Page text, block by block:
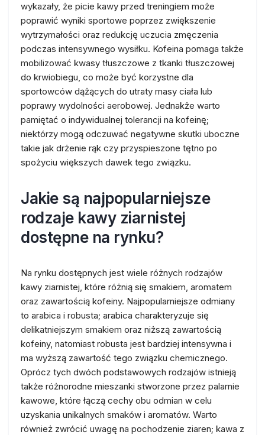
wykazały, że picie kawy przed treningiem może
poprawić wyniki sportowe poprzez zwiększenie
wytrzymałości oraz redukcję uczucia zmęczenia
podczas intensywnego wysiłku. Kofeina pomaga także
mobilizować kwasy tłuszczowe z tkanki tłuszczowej
do krwiobiegu, co może być korzystne dla
sportowców dążących do utraty masy ciała lub
poprawy wydolności aerobowej. Jednakże warto
pamiętać o indywidualnej tolerancji na kofeinę;
niektórzy mogą odczuwać negatywne skutki uboczne
takie jak drżenie rąk czy przyspieszone tętno po
spożyciu większych dawek tego związku.
Jakie są najpopularniejsze
rodzaje kawy ziarnistej
dostępne na rynku?
Na rynku dostępnych jest wiele różnych rodzajów
kawy ziarnistej, które różnią się smakiem, aromatem
oraz zawartością kofeiny. Najpopularniejsze odmiany
to arabica i robusta; arabica charakteryzuje się
delikatniejszym smakiem oraz niższą zawartością
kofeiny, natomiast robusta jest bardziej intensywna i
ma wyższą zawartość tego związku chemicznego.
Oprócz tych dwóch podstawowych rodzajów istnieją
także różnorodne mieszanki stworzone przez palarnie
kawowe, które łączą cechy obu odmian w celu
uzyskania unikalnych smaków i aromatów. Warto
również zwrócić uwagę na pochodzenie ziaren; kawa z